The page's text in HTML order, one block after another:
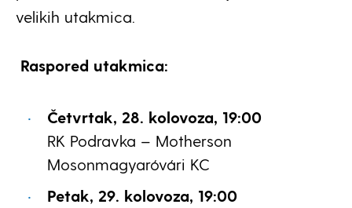
velikih utakmica.
Raspored utakmica:
Četvrtak, 28. kolovoza, 19:00
RK Podravka – Motherson
Mosonmagyaróvári KC
Petak, 29. kolovoza, 19:00